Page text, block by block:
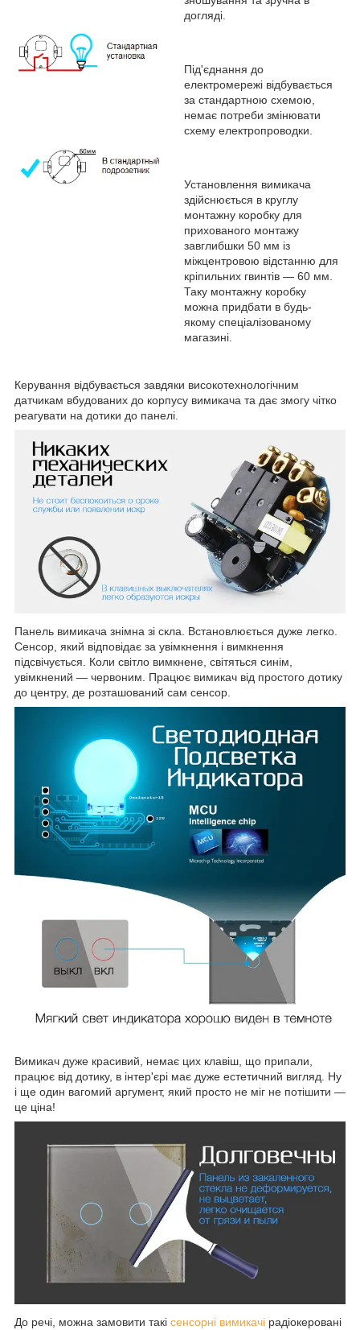
догляді.
Під'єднання до
електромережі відбувається
за стандартною схемою,
немає потреби змінювати
схему електропроводки.
Установлення вимикача
здійснюється в круглу
монтажну коробку для
прихованого монтажу
завглибшки 50 мм із
міжцентровою відстанню для
кріпильних гвинтів — 60 мм.
Таку монтажну коробку
можна придбати в будь-
якому спеціалізованому
магазині.
Керування відбувається завдяки високотехнологічним
датчикам вбудованих до корпусу вимикача та дає змогу чітко
реагувати на дотики до панелі.
Панель вимикача знімна зі скла. Встановлюється дуже легко.
Сенсор, який відповідає за увімкнення і вимкнення
підсвічується. Коли світло вимкнене, світяться синім,
увімкнений — червоним. Працює вимикач від простого дотику
до центру, де розташований сам сенсор.
Вимикач дуже красивий, немає цих клавіш, що припали,
працює від дотику, в інтер'єрі має дуже естетичний вигляд. Ну
і ще один вагомий аргумент, який просто не міг не потішити —
це ціна!
До речі, можна замовити такі сенсорні вимикачі радіокеровані